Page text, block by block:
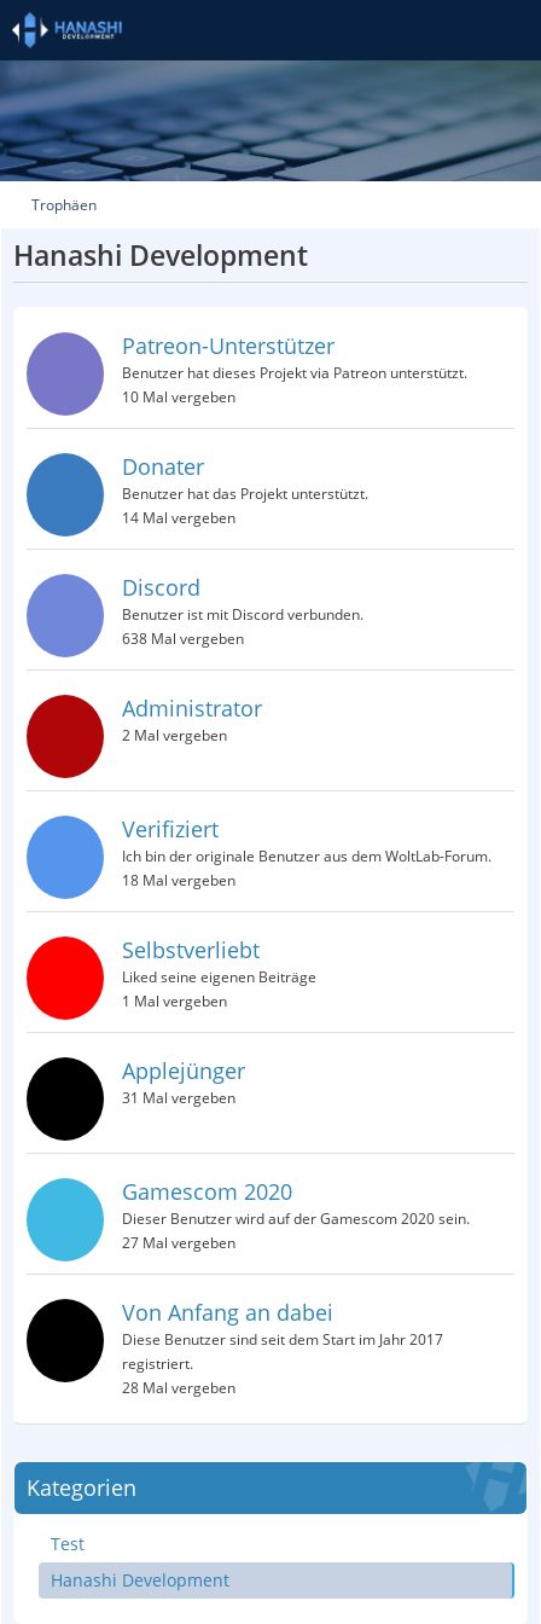
Trophäen
Hanashi Development
Patreon-Unterstützer
Benutzer hat dieses Projekt via Patreon unterstützt.
10 Mal vergeben
Donater
Benutzer hat das Projekt unterstützt.
14 Mal vergeben
Discord
Benutzer ist mit Discord verbunden.
638 Mal vergeben
Administrator
2 Mal vergeben
Verifiziert
Ich bin der originale Benutzer aus dem WoltLab-Forum.
18 Mal vergeben
Selbstverliebt
Liked seine eigenen Beiträge
1 Mal vergeben
Applejünger
31 Mal vergeben
Gamescom 2020
Dieser Benutzer wird auf der Gamescom 2020 sein.
27 Mal vergeben
Von Anfang an dabei
Diese Benutzer sind seit dem Start im Jahr 2017
registriert.
28 Mal vergeben
Kategorien
Test
Hanashi Development